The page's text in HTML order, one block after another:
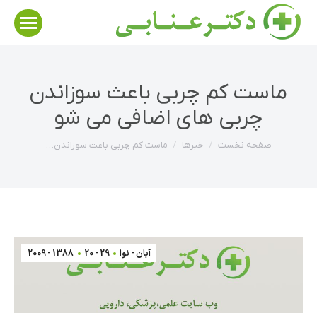
ماست کم چربی باعث سوزاندن
چربی های اضافی می شو
مکان شما:
صفحه نخست خبرها ماست کم چربی باعث سوزاندن…
آبان - نوا 29 - 20
1388 - 2009